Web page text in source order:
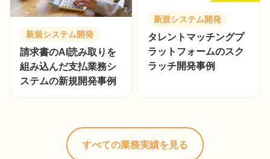
新規システム開発
請求書のAI読み取りを
組み込んだ支払業務シ
ステムの新規開発事例
新規システム開発
タレントマッチングプ
ラットフォームのスク
ラッチ開発事例
すべての業務実績を見る